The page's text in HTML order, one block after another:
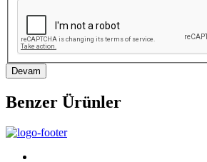
Devam
Benzer Ürünler